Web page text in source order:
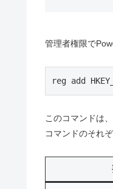
管理者権限で
reg add
このコマンドは
コマンドのそれ